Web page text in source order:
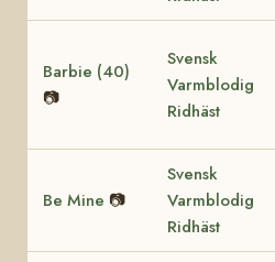
Barbie (40)
📷
Svensk
Varmblodig
Ridhäst
Be Mine 📷
Svensk
Varmblodig
Ridhäst